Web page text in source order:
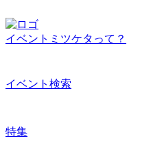
イベントミツケタって？
イベント検索
特集